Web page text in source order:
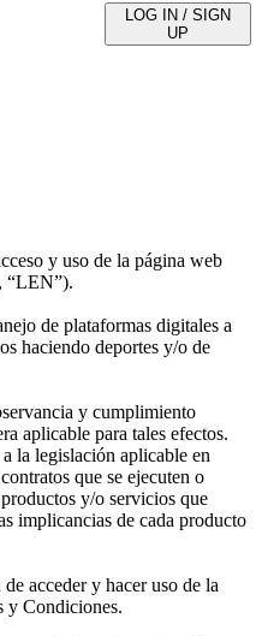
LOG IN / SIGN
UP
y uso de la página web
“LEN”).
de plataformas digitales a
haciendo deportes y/o de
y cumplimiento
aplicable para tales efectos.
la legislación aplicable en
que se ejecuten o
y/o servicios que
implicancias de cada producto
acceder y hacer uso de la
y Condiciones.